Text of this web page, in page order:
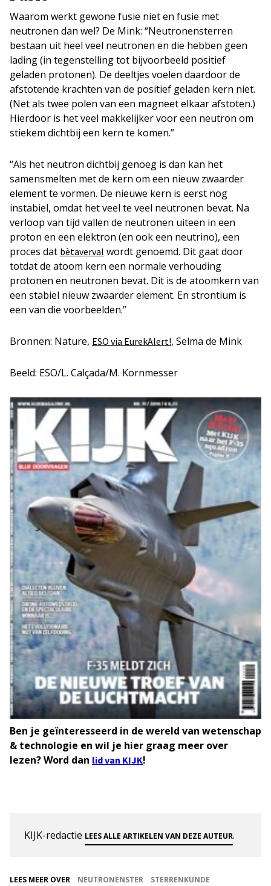
Waarom werkt gewone fusie niet en fusie met
neutronen dan wel? De Mink: “Neutronensterren
bestaan uit heel veel neutronen en die hebben geen
lading (in tegenstelling tot bijvoorbeeld positief
geladen protonen). De deeltjes voelen daardoor de
afstotende krachten van de positief geladen kern niet.
(Net als twee polen van een magneet elkaar afstoten.)
Hierdoor is het veel makkelijker voor een neutron om
stiekem dichtbij een kern te komen.”
“Als het neutron dichtbij genoeg is dan kan het
samensmelten met de kern om een nieuw zwaarder
element te vormen. De nieuwe kern is eerst nog
instabiel, omdat het veel te veel neutronen bevat. Na
verloop van tijd vallen de neutronen uiteen in een
proton en een elektron (en ook een neutrino), een
proces dat bètaverval wordt genoemd. Dit gaat door
totdat de atoom kern een normale verhouding
protonen en neutronen bevat. Dit is de atoomkern van
een stabiel nieuw zwaarder element. En strontium is
een van die voorbeelden.”
Bronnen: Nature, ESO via EurekAlert!, Selma de Mink
Beeld: ESO/L. Calçada/M. Kornmesser
Ben je geïnteresseerd in de wereld van wetenschap
& technologie en wil je hier graag meer over
lezen? Word dan lid van KIJK!
KIJK-redactie LEES ALLE ARTIKELEN VAN DEZE AUTEUR.
LEES MEER OVER NEUTRONENSTER
STERRENKUNDE